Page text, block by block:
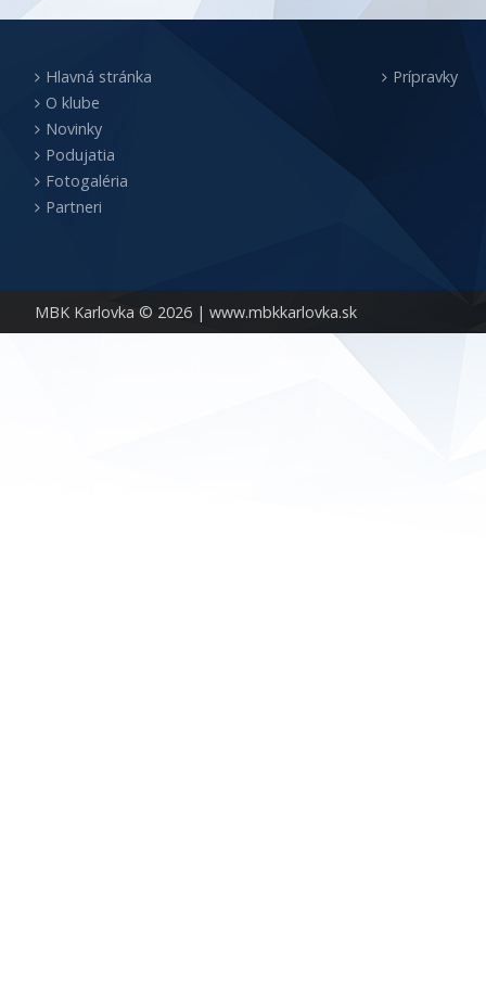
MBK Karlovka © 2026 | www.mbkkarlovka.sk
Hlavná stránka
O klube
Novinky
Podujatia
Fotogaléria
Partneri
Prípravky